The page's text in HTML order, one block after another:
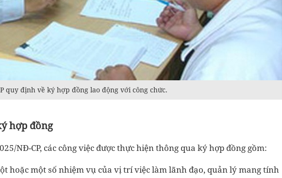
quy định về ký hợp đồng lao động với công chức.
hợp đồng
NĐ-CP, các công việc được thực hiện thông qua ký hợp đồng gồm:
hoặc một số nhiệm vụ của vị trí việc làm lãnh đạo, quản lý mang tính